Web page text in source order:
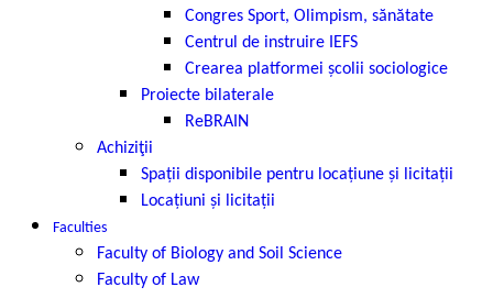
Congres Sport, Olimpism, sănătate
Centrul de instruire IEFS
Crearea platformei școlii sociologice
Proiecte bilaterale
ReBRAIN
Achiziţii
Spații disponibile pentru locațiune și licitații
Locațiuni și licitații
Faculties
Faculty of Biology and Soil Science
Faculty of Law